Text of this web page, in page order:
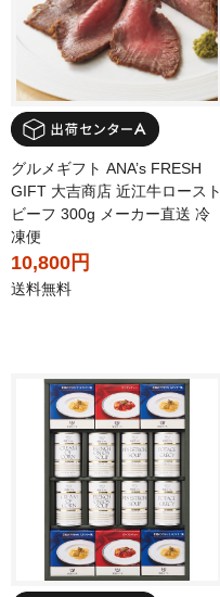
グルメギフト ANA’s FRESH
GIFT 大吉商店 近江牛ロースト
ビーフ 300g メーカー直送 冷
凍便
10,800円
送料無料